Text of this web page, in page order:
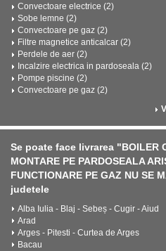
Convectoare electrice (2)
Sobe lemne (2)
Convectoare pe gaz (2)
Filtre magnetice anticalcar (2)
Perdele de aer (2)
Incalzire electrica in pardoseala (2)
Pompe piscine (2)
Convectoare pe gaz (2)
Se poate face livrarea "BOILER
MONTARE PE PARDOSEALA
FUNCTIONARE PE GAZ NU SE
judetele
Alba Iulia - Blaj - Sebeș - Cugir - Aiud
Arad
Arges - Pitesti - Curtea de Arges
Bacau